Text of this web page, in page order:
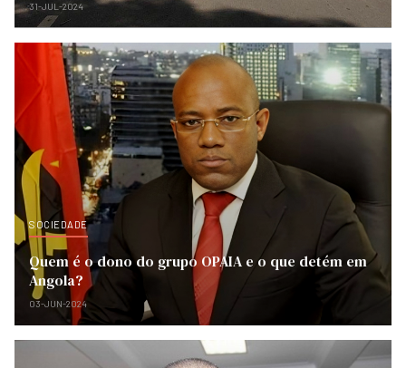
31-JUL-2024
SOCIEDADE
Quem é o dono do grupo OPAIA e o que detém em
Angola?
03-JUN-2024